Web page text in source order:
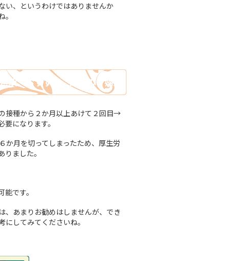
い、というわけではありませんか
駅 おすすめ 近くの 婦人
接種から２か月以上あけて２回目→
になります。
か月を切ってしまったため、厚生労
ました。
です。
、あまりお勧めはしませんが、でき
してみてくださいね。